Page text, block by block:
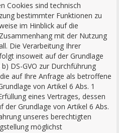
Cookies sind technisch
bestimmter Funktionen zu
im Hinblick auf die
mit der Nutzung
Die Verarbeitung Ihrer
insoweit auf der Grundlage
DS-GVO zur Durchführung
auf Ihre Anfrage als betroffene
von Artikel 6 Abs. 1
eines Vertrages, dessen
der Grundlage von Artikel 6 Abs.
unseres berechtigten
möglichst